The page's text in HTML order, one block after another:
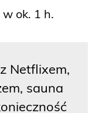
ok. 1 h.
Netflixem,
sauna